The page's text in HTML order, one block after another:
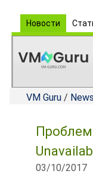
Новости
VM Guru / News
03/10/2017